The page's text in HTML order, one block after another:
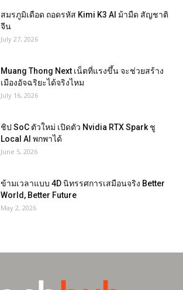
สมรภูมิเดือด ถอดรหัส Kimi K3 AI ม้ามืด สัญชาติ
จีน
July 27, 2026
Muang Thong Next เน็ตที่แรงขึ้น จะช่วยสร้าง
เมืองอัจฉริยะได้จริงไหม
July 16, 2026
ชิป SoC ตัวใหม่ เปิดตัว Nvidia RTX Spark ชู
Local AI พกพาได้
June 5, 2026
ข้ามเวลาแบบ 4D นิทรรศการเสมือนจริง Better
World, Better Future
May 2, 2026